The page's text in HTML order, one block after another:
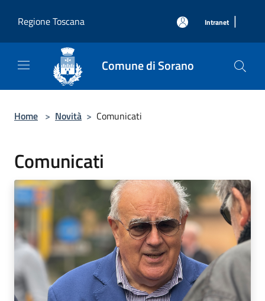
Regione Toscana
Intranet |
Comune di Sorano
Home > Novità > Comunicati
Comunicati